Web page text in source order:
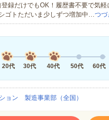
録だけでもOK！履歴書不要で気
ゴトただいま少しずつ増加中…つづ
20代
30代 40代 50代 60代
ョン 製造事業部（全国）